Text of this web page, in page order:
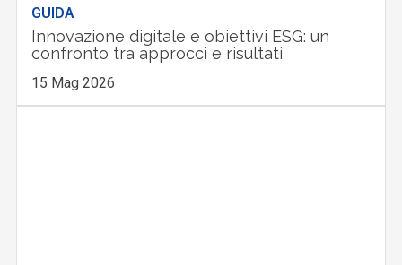
GUIDA
Innovazione digitale e obiettivi ESG: un
confronto tra approcci e risultati
15 Mag 2026